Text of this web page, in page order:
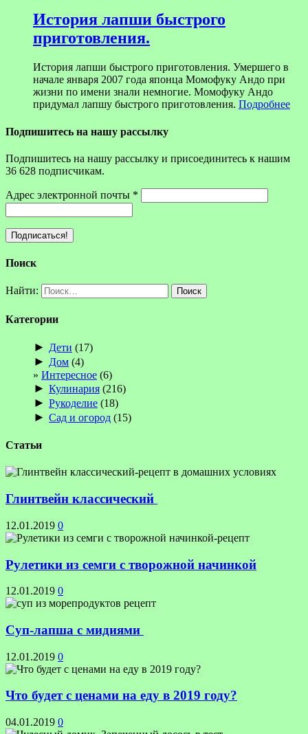
История лапши быстрого
приготовления.
История лапши быстрого приготовления. Умершего в
начале января 2007 года японца Момофуку Андо при
жизни по имени знали немногие. Момофуку Андо
придумал лапшу быстрого приготовления. Подробнее
Подпишитесь на нашу рассылку
Подпишитесь на нашу рассылку и присоединитесь к нашим
36 628 подписчикам.
Адрес электронной почты *
Поиск
Найти:
Категории
► Дети (17)
► Дом (4)
Интересное (6)
► Кулинария (216)
► Рукоделие (18)
► Сад и огород (15)
Статьи
Глинтвейн классический
12.01.2019 0
Рулетики из семги с творожной начинкой
12.01.2019 0
Суп-лапша с мидиями
12.01.2019 0
Что будет с ценами на еду в 2019 году?
04.01.2019 0